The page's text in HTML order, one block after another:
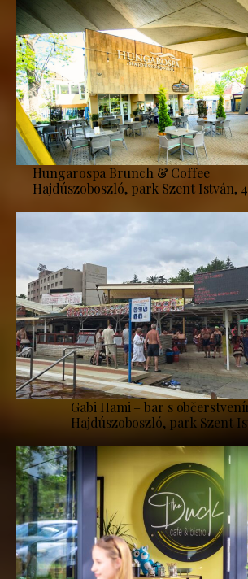
Hungarospa Brunch & Coffee
Hajdúszoboszló, park Szent István,
Gabi Hami – bar s
Hajdúszoboszló, park Szent